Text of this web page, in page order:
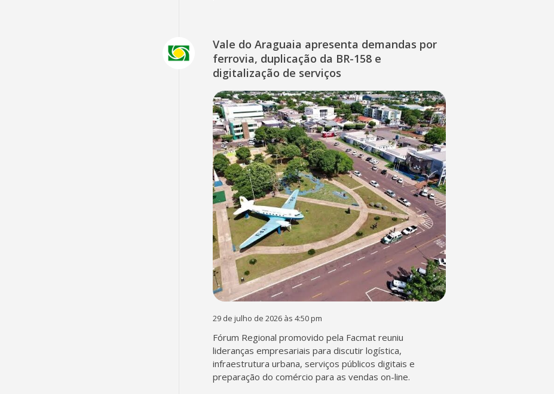
Vale do Araguaia apresenta demandas por
ferrovia, duplicação da BR-158 e
digitalização de serviços
29 de julho de 2026 às 4:50 pm
Fórum Regional promovido pela Facmat reuniu
lideranças empresariais para discutir logística,
infraestrutura urbana, serviços públicos digitais e
preparação do comércio para as vendas on-line.